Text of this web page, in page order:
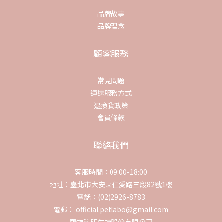
品牌故事
品牌理念
顧客服務
常見問題
運送服務方式
退換貨政策
會員條款
聯絡我們
客服時間：09:00-18:00
地址：臺北市大安區仁愛路三段82號1樓
電話：(02)2926-8783
電郵： official.petlabo@gmail.com